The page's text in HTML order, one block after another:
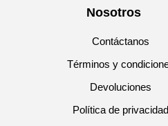
Nosotros
Contáctanos
Términos y
Devoluciones
Política de privacidad